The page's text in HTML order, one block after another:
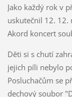
Jako každý rok v
uskutečnil 12. 12.
Akord koncert
Děti si s chutí
jejich píli nebylo
Posluchačům se
dechový soubor